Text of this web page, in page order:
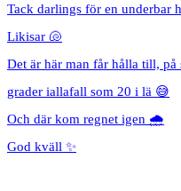
Tack darlings för en underbar
Likisar 🐚
Det är här man får hålla till,
grader iallafall som 20 i lä 😅
Och där kom regnet igen 🌧️
God kväll ✨